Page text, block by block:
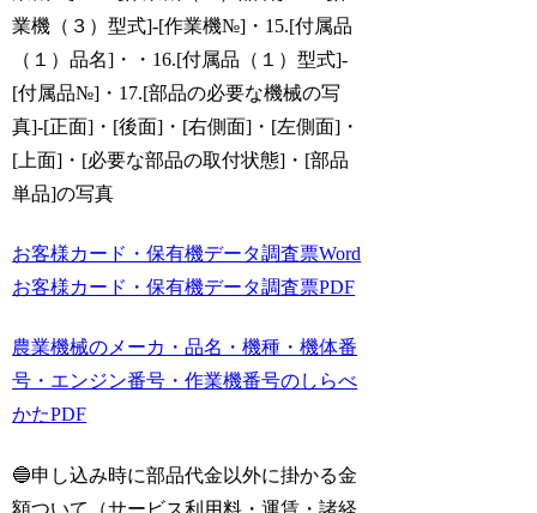
業機（３）型式]-[作業機№]・15.[付属品
（１）品名]・・16.[付属品（１）型式]-
[付属品№]・17.[部品の必要な機械の写
真]-[正面]・[後面]・[右側面]・[左側面]・
[上面]・[必要な部品の取付状態]・[部品
単品]の写真
お客様カード・保有機データ調査票Word
お客様カード・保有機データ調査票PDF
農業機械のメーカ・品名・機種・機体番
号・エンジン番号・作業機番号のしらべ
かたPDF
🔵申し込み時に部品代金以外に掛かる金
額ついて（サービス利用料・運賃・諸経